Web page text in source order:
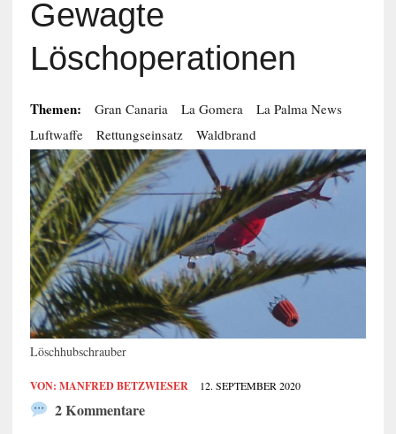
Gewagte
Löschoperationen
Themen: Gran Canaria La Gomera
La Palma News
Luftwaffe
Rettungseinsatz Waldbrand
Löschhubschrauber
VON: MANFRED BETZWIESER 12. SEPTEMBER 2020
2 Kommentare